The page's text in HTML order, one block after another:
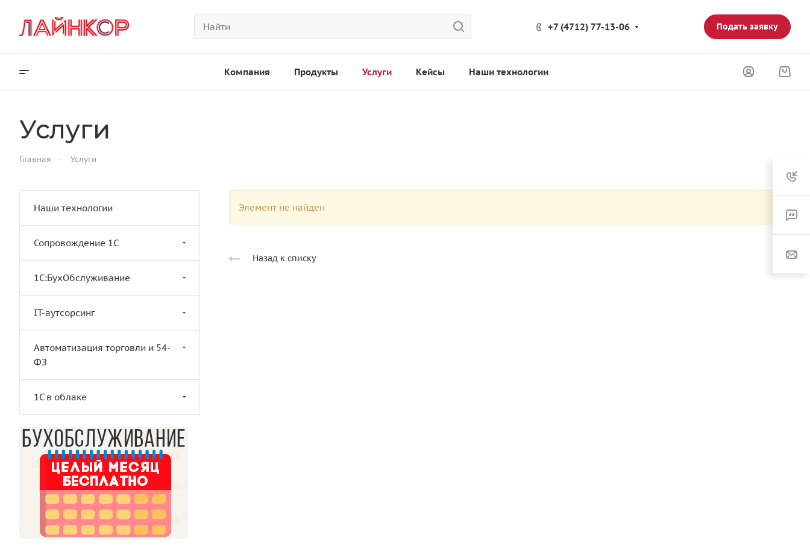
+7 (4712) 77-13-06 Подать заявку
Компания Продукты Услуги Кейсы Наши технологии
Услуги
Главная — Услуги
Элемент не найден
Назад к списку
Наши технологии
Сопровождение 1С
1С:БухОбслуживание
IT-аутсорсинг
Автоматизация торговли и 54-
ФЗ
1C в облаке